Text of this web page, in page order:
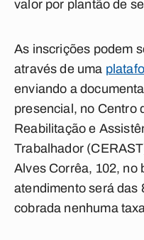
valor por plantão de
As inscrições podem
através de uma
enviando a
presencial, no Centro
Reabilitação e
Trabalhador
Alves Corrêa, 102, no
atendimento será das
cobrada nenhuma